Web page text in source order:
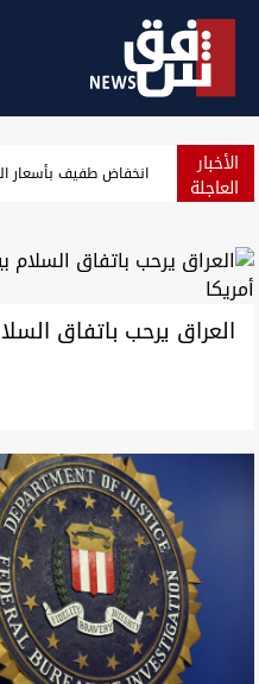
الأخبار
العاجلة من "يوم النصر" إلى ذكرى
العراق يرحب باتفاق